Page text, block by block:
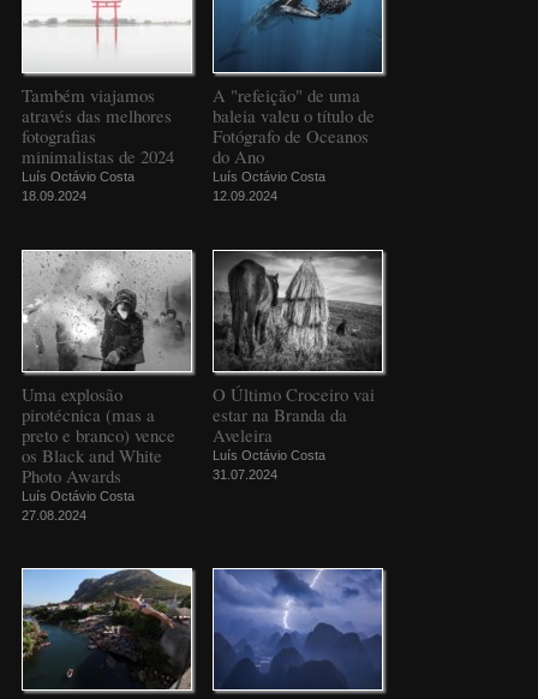
Também viajamos
através das melhores
fotografias
minimalistas de 2024
Luís Octávio Costa
18.09.2024
A "refeição" de uma
baleia valeu o título de
Fotógrafo de Oceanos
do Ano
Luís Octávio Costa
12.09.2024
Uma explosão
pirotécnica (mas a
preto e branco) vence
os Black and White
Photo Awards
Luís Octávio Costa
27.08.2024
O Último Croceiro vai
estar na Branda da
Aveleira
Luís Octávio Costa
31.07.2024